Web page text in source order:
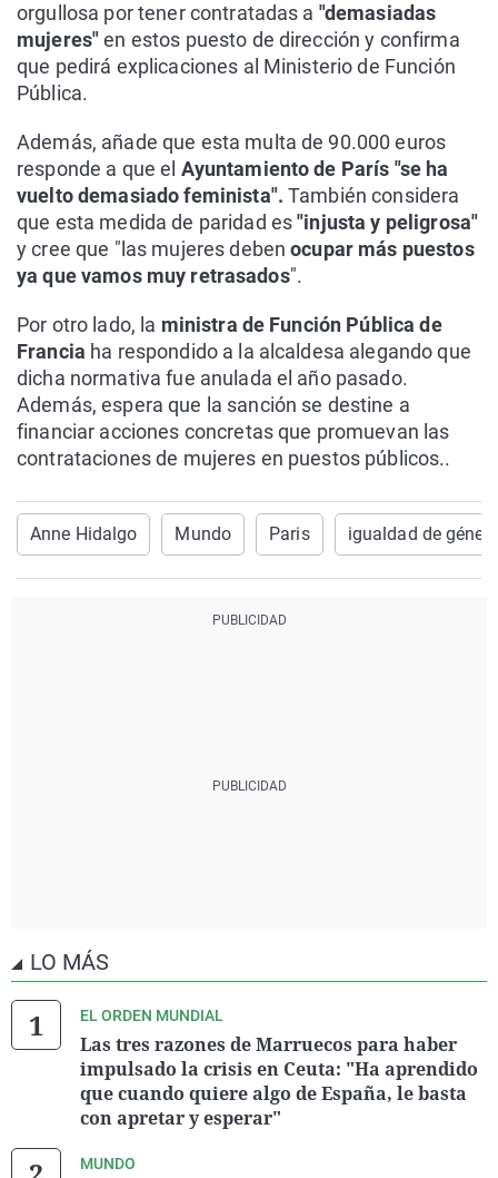
orgullosa por tener contratadas a "demasiadas
mujeres"en estos puesto de dirección y confirma
que pedirá explicaciones al Ministerio de Función
Pública.
Además, añade que esta multa de 90.000 euros
responde a que el Ayuntamiento de París "se ha
vuelto demasiado feminista".También considera
que esta medida de paridad es"injusta y peligrosa"
y cree que "las mujeres deben ocupar más puestos
ya que vamos muy retrasados".
Por otro lado, la ministra de Función Pública de
Francia ha respondido a la alcaldesa alegando que
dicha normativa fue anulada el año pasado.
Además, espera que la sanción se destine a
financiar acciones concretas que promuevan las
contrataciones de mujeres en puestos públicos..
Anne Hidalgo Mundo Paris igualdad de
LO MÁS
EL ORDEN MUNDIAL
Las tres razones de Marruecos para haber
impulsado la crisis en Ceuta: "Ha aprendido
que cuando quiere algo de España, le basta
con apretar y esperar"
MUNDO